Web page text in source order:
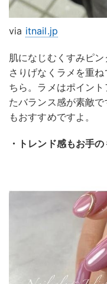
via itnail.jp
肌になじむくすみピン
さりげなくラメを重
ちら。ラメはポイン
たバランス感が素敵
もおすすめですよ。
・トレンド感もお手